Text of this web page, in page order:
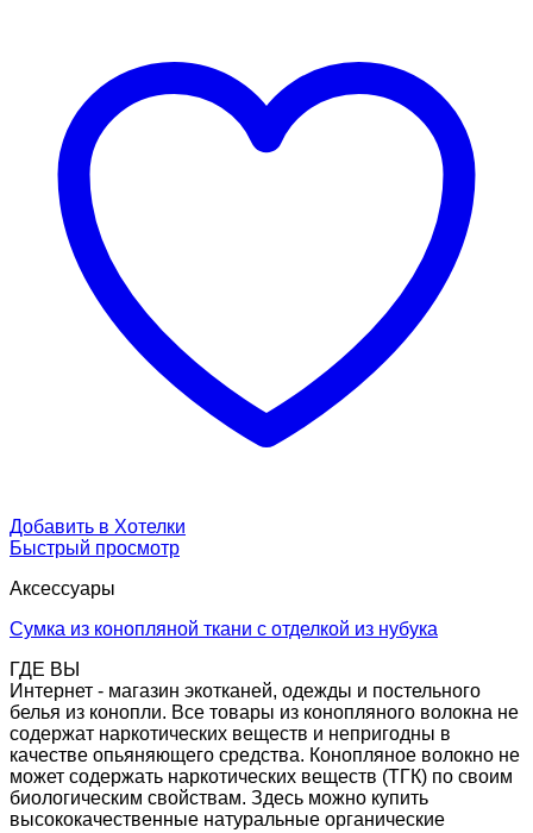
Добавить в Хотелки
Быстрый просмотр
Аксессуары
Сумка из конопляной ткани с отделкой из нубука
ГДЕ ВЫ
Интернет - магазин экотканей, одежды и постельного
белья из конопли. Все товары из конопляного волокна не
содержат наркотических веществ и непригодны в
качестве опьяняющего средства. Конопляное волокно не
может содержать наркотических веществ (ТГК) по своим
биологическим свойствам. Здесь можно купить
высококачественные натуральные органические